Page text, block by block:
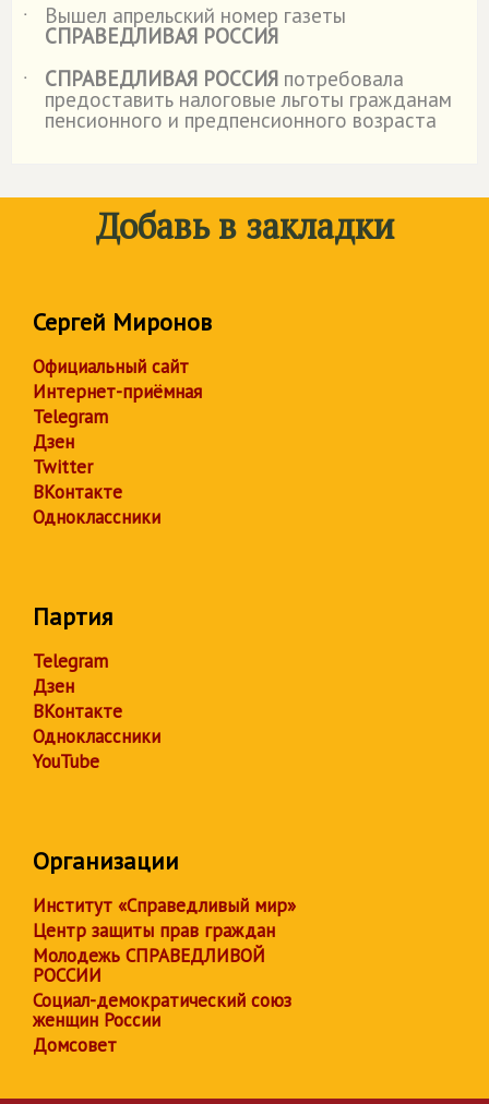
˙
Вышел апрельский номер газеты
СПРАВЕДЛИВАЯ РОССИЯ
˙
СПРАВЕДЛИВАЯ РОССИЯ потребовала
предоставить налоговые льготы гражданам
пенсионного и предпенсионного возраста
Добавь в закладки
Сергей Миронов
Официальный сайт
Интернет-приёмная
Telegram
Дзен
Twitter
ВКонтакте
Одноклассники
Партия
Telegram
Дзен
ВКонтакте
Одноклассники
YouTube
Организации
Институт «Справедливый мир»
Центр защиты прав граждан
Молодежь СПРАВЕДЛИВОЙ
РОССИИ
Социал-демократический союз
женщин России
Домсовет